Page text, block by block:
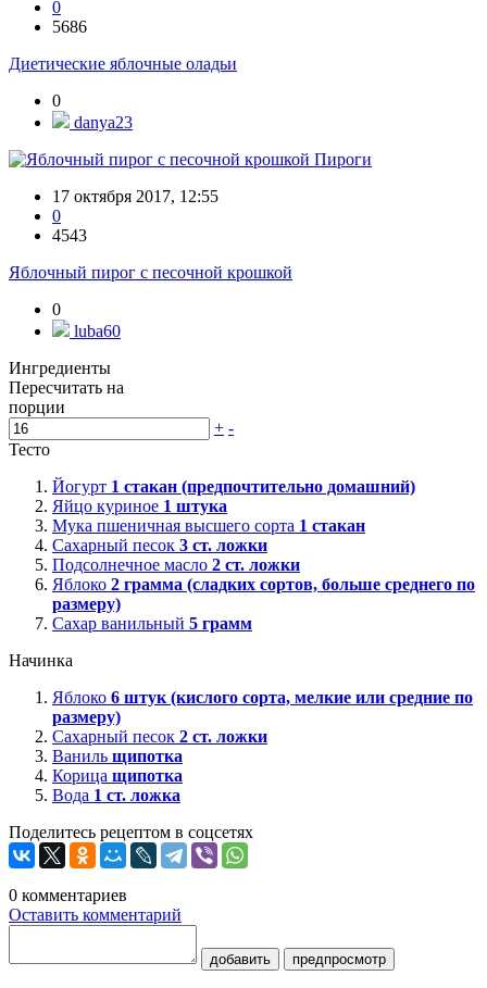
0
5686
Диетические яблочные оладьи
0
danya23
Пироги
17 октября 2017, 12:55
0
4543
Яблочный пирог с песочной крошкой
0
luba60
Ингредиенты
Пересчитать на
порции
+ -
Тесто
Йогурт 1 стакан (предпочтительно домашний)
Яйцо куриное 1 штука
Мука пшеничная высшего сорта 1 стакан
Сахарный песок 3 ст. ложки
Подсолнечное масло 2 ст. ложки
Яблоко 2 грамма (сладких сортов, больше среднего по
размеру)
Сахар ванильный 5 грамм
Начинка
Яблоко 6 штук (кислого сорта, мелкие или средние по
размеру)
Сахарный песок 2 ст. ложки
Ваниль щипотка
Корица щипотка
Вода 1 ст. ложка
Поделитесь рецептом в соцсетях
0 комментариев
Оставить комментарий
добавить предпросмотр